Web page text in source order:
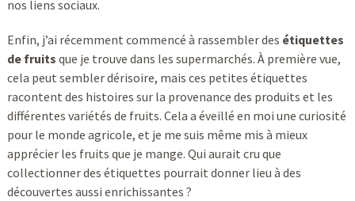
nos liens sociaux.
Enfin, j’ai récemment commencé à rassembler des étiquettes
de fruits que je trouve dans les supermarchés. À première vue,
cela peut sembler dérisoire, mais ces petites étiquettes
racontent des histoires sur la provenance des produits et les
différentes variétés de fruits. Cela a éveillé en moi une curiosité
pour le monde agricole, et je me suis même mis à mieux
apprécier les fruits que je mange. Qui aurait cru que
collectionner des étiquettes pourrait donner lieu à des
découvertes aussi enrichissantes ?